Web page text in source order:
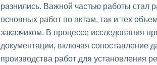
разнились. Важной частью работы стал
основных работ по актам, так и тех
заказчиком. В процессе исследования
документации, включая сопоставление
производства работ для установления